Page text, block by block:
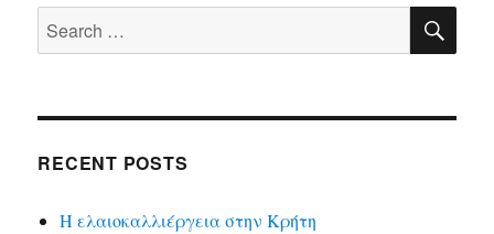
Search
for:
RECENT POSTS
Η ελαιοκαλλιέργεια στην Κρήτη